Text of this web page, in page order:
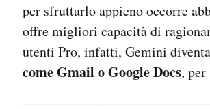
per sfruttarlo appieno occorre
offre migliori capacità di
utenti Pro, infatti, Gemini
come Gmail o Google Docs,